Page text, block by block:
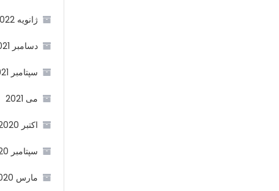
ژانویه 2022
دسامبر 2021
سپتامبر 2021
می 2021
اکتبر 2020
سپتامبر 2020
مارس 2020